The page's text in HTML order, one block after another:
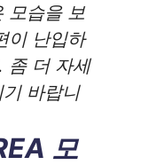
모습을 보
이 난입하
좀 더 자세
바랍니
모